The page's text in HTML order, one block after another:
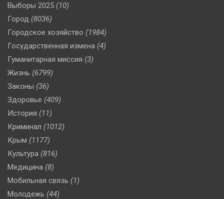
Выборы 2025 (10)
Город (8036)
Городское хозяйство (1984)
Государственная измена (4)
Гуманитарная миссия (3)
Жизнь (6799)
Законы (36)
Здоровье (409)
История (11)
Криминал (1012)
Крым (1177)
Культура (816)
Медицина (8)
Мобильная связь (1)
Молодежь (44)